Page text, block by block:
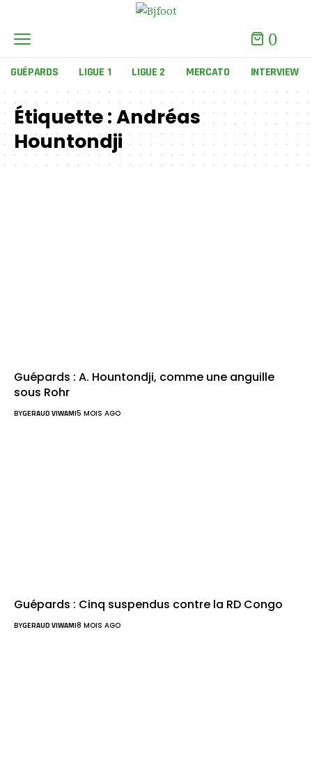
0
GUÉPARDS LIGUE 1 LIGUE 2 MERCATO INTERVIEW
Étiquette :Andréas
Hountondji
Guépards : A. Hountondji, comme une anguille
sous Rohr
BYGERAUD VIWAMI5 MOIS AGO
Guépards : Cinq suspendus contre la RD Congo
BYGERAUD VIWAMI8 MOIS AGO